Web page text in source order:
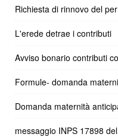
Richiesta di rinnovo del
L'erede detrae i contributi
Avviso bonario contributi
Formule- domanda
Domanda maternità
messaggio INPS 17898